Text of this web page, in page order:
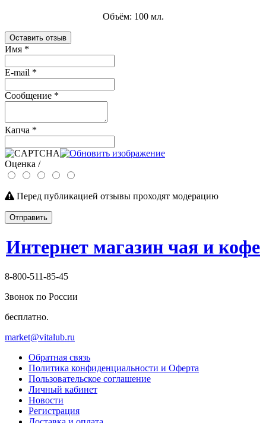
Объём: 100 мл.
Оставить отзыв
Имя *
E-mail *
Сообщение *
Капча *
Оценка /
Перед публикацией отзывы проходят модерацию
Отправить
Интернет магазин чая и кофе
8-800-511-85-45
Звонок по России
бесплатно.
market@vitalub.ru
Обратная связь
Политика конфиденциальности и Оферта
Пользовательское соглашение
Личный кабинет
Новости
Регистрация